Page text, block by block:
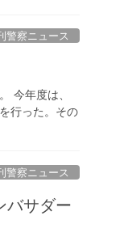
警察ニュース
今年度は、
行った。その
警察ニュース